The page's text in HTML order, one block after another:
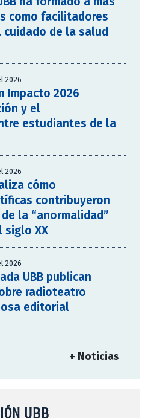
como facilitadores
de la salud
2026
Impacto 2026
y el
estudiantes de la
2026
cómo
contribuyeron
la “anormalidad”
siglo XX
2026
UBB publican
radioteatro
editorial
+ Noticias
UBB